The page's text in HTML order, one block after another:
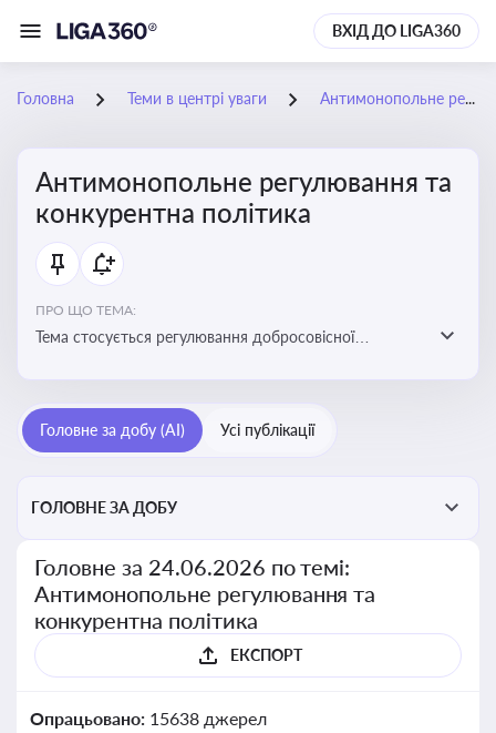
ВХІД ДО LIGA360
Головна Теми в центрі уваги Антимонопольне регулювання та конкурентна політика
Антимонопольне регулювання та
конкурентна політика
ПРО ЩО ТЕМА:
Тема стосується регулювання добросовісної
забезпечення рівних умов для суб’єктів
господарювання
Головне за добу (AI) Усі публікації
ГОЛОВНЕ ЗА ДОБУ
Головне за 24.06.2026 по темі:
Антимонопольне регулювання та
конкурентна політика
ЕКСПОРТ
Опрацьовано: 15638 джерел